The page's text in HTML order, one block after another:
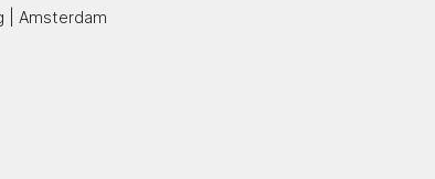
| Amsterdam